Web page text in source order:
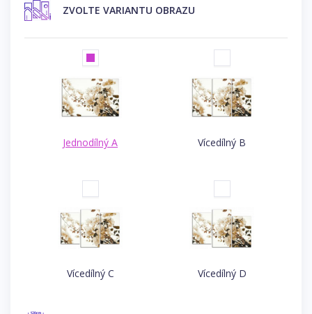
ZVOLTE VARIANTU OBRAZU
Jednodílný A Vícedílný B
Vícedílný C Vícedílný D